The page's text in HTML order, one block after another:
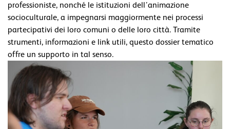
professioniste, nonché le istituzioni dell’animazione
socioculturale, a impegnarsi maggiormente nei processi
partecipativi dei loro comuni o delle loro città. Tramite
strumenti, informazioni e link utili, questo dossier tematico
offre un supporto in tal senso.